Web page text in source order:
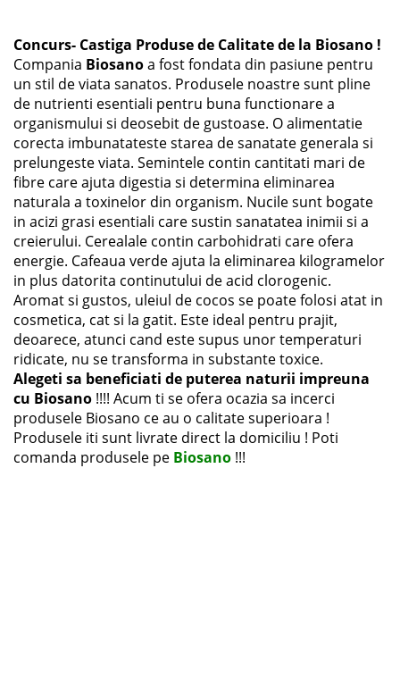
Concurs- Castiga Produse de Calitate de la Biosano !
Compania Biosanoa fost fondata din pasiune pentru
un stil de viata sanatos. Produsele noastre sunt pline
de nutrienti esentiali pentru buna functionare a
organismului si deosebit de gustoase. O alimentatie
corecta imbunatateste starea de sanatate generala si
prelungeste viata. Semintele contin cantitati mari de
fibre care ajuta digestia si determina eliminarea
naturala a toxinelor din organism. Nucile sunt bogate
in acizi grasi esentiali care sustin sanatatea inimii si a
creierului. Cerealale contin carbohidrati care ofera
energie. Cafeaua verde ajuta la eliminarea kilogramelor
in plus datorita continutului de acid clorogenic.
Aromat si gustos, uleiul de cocos se poate folosi atat in
cosmetica, cat si la gatit. Este ideal pentru prajit,
deoarece, atunci cand este supus unor temperaturi
ridicate, nu se transforma in substante toxice.
Alegeti sa beneficiati de puterea naturii impreuna
cu Biosano !!!! Acum ti se ofera ocazia sa incerci
produsele Biosano ce au o calitate superioara !
Produsele iti sunt livrate direct la domiciliu ! Poti
comanda produsele pe Biosano !!!